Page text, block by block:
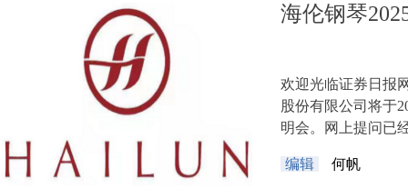
海伦钢琴
欢迎光临证券日报
股份有限公司将于
明会。网上提问已
编辑 何帆